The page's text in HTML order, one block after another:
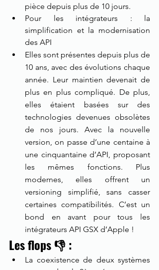
pièce depuis plus de 10 jours.
Pour les intégrateurs : la
simplification et la modernisation
des API
Elles sont présentes depuis plus de
10 ans, avec des évolutions chaque
année. Leur maintien devenait de
plus en plus compliqué. De plus,
elles étaient basées sur des
technologies devenues obsolètes
de nos jours. Avec la nouvelle
version, on passe d’une centaine à
une cinquantaine d’API, proposant
les mêmes fonctions. Plus
modernes, elles offrent un
versioning simplifié, sans casser
certaines compatibilités. C’est un
bond en avant pour tous les
intégrateurs API GSX d’Apple !
Les flops 👎 :
La coexistence de deux systèmes